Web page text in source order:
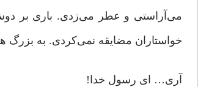
می‌آراستی و عطر می‌زدی. باری بر
خواستاران مضایقه نمی‌کردی. به بزرگ
آری… ای رسول خدا!